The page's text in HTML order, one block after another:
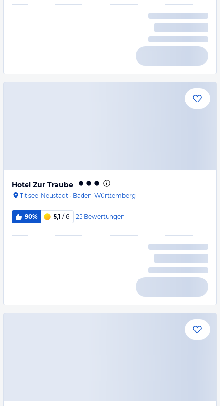
Hotel Zur Traube
Titisee-Neustadt · Baden-Württemberg
90% 5,1 / 6 25 Bewertungen